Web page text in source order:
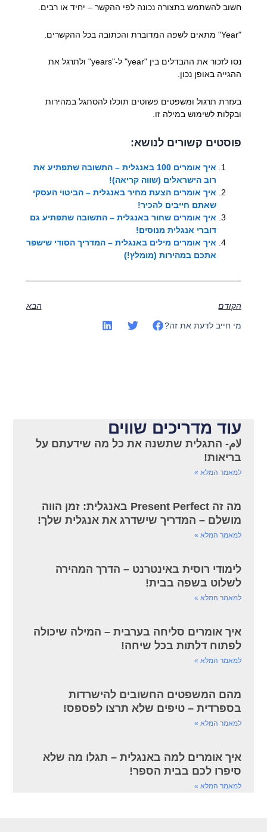
חשוב להשתמש בתצורה נכונה לפי ההקשר – יחיד או רבים.
"Year" מתאים לשפה המדוברת והכתובה בכל ההקשרים.
נסו לזכור את ההבדלים בין "year" ל-"years" ולתרגל את
ההגייה באופן נכון.
בעזרת תרגול ומשפטים פשוטים תוכלו להסתגל במהירות
ובקלות לשימוש במילה זו.
פוסטים קשורים לנושא:
איך אומרים 100 באנגלית – התשובה שתפתיע את
רוב הישראלים (שווה קריאה)!
איך אומרים הצעת מחיר באנגלית – הביטוי העסקי
שאתם חייבים להכיר!
איך אומרים שחור באנגלית – התשובה שתפתיע גם
דוברי אנגלית מנוסים!
איך אומרים מילים באנגלית – המדריך הסודי שישפר
אתכם במהירות (מומלץ!)
הקודם הבא
מי חייב לדעת את זה?
עוד מדריכים שווים
لام- התגלית שתשנה את כל מה שידעתם על
בריאות!
למאמר המלא »
מה זה Present Perfect באנגלית: זמן הווה
מושלם – המדריך שישדרג את אנגלית שלך!
למאמר המלא »
לימודי רוסית באינטרנט – הדרך המהירה
לשלוט בשפה בבית!
למאמר המלא »
איך אומרים סליחה בערבית – המילה שיכולה
לפתוח דלתות בכל שיחה!
למאמר המלא »
מהם המשפטים החשובים להישרדות
בספרדית – טיפים שלא תרצו לפספס!
למאמר המלא »
איך אומרים למה באנגלית – תגלו מה שלא
סיפרו לכם בבית הספר!
למאמר המלא »